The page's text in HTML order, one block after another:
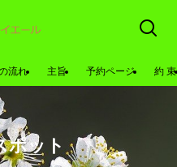
流れ 主旨 予約ページ 約 束
ポット